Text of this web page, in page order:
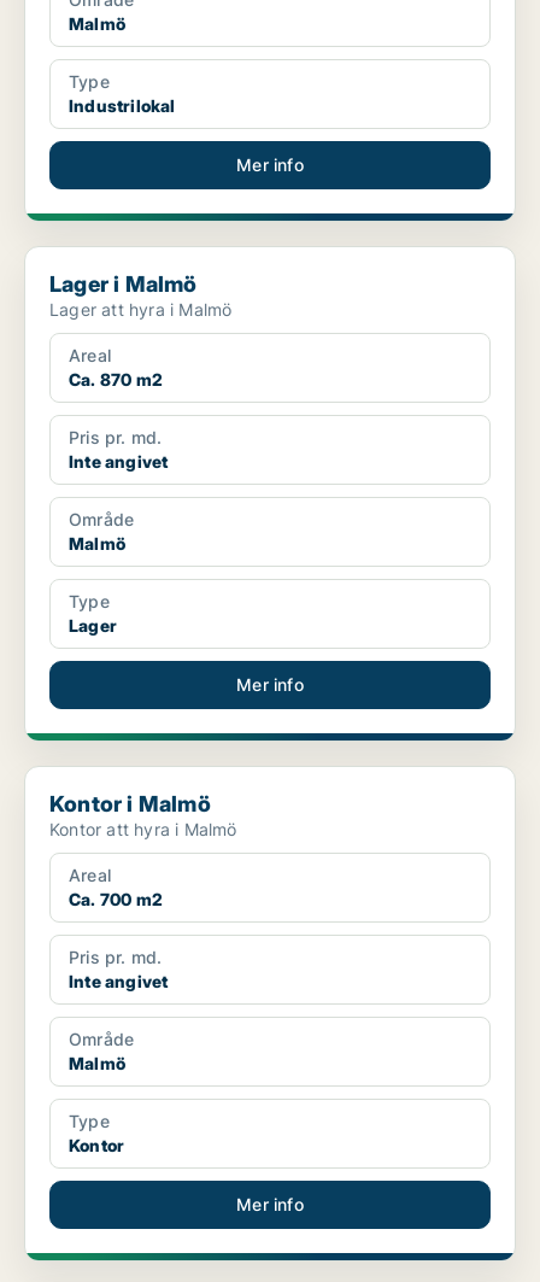
Malmö
Type
Industrilokal
Mer info
Lager i Malmö
Lager i Malmö
Lager att hyra i Malmö
Areal
Ca. 870 m2
Pris pr. md.
Inte angivet
Område
Malmö
Type
Lager
Mer info
Kontor i Malmö
Kontor i Malmö
Kontor att hyra i Malmö
Areal
Ca. 700 m2
Pris pr. md.
Inte angivet
Område
Malmö
Type
Kontor
Mer info